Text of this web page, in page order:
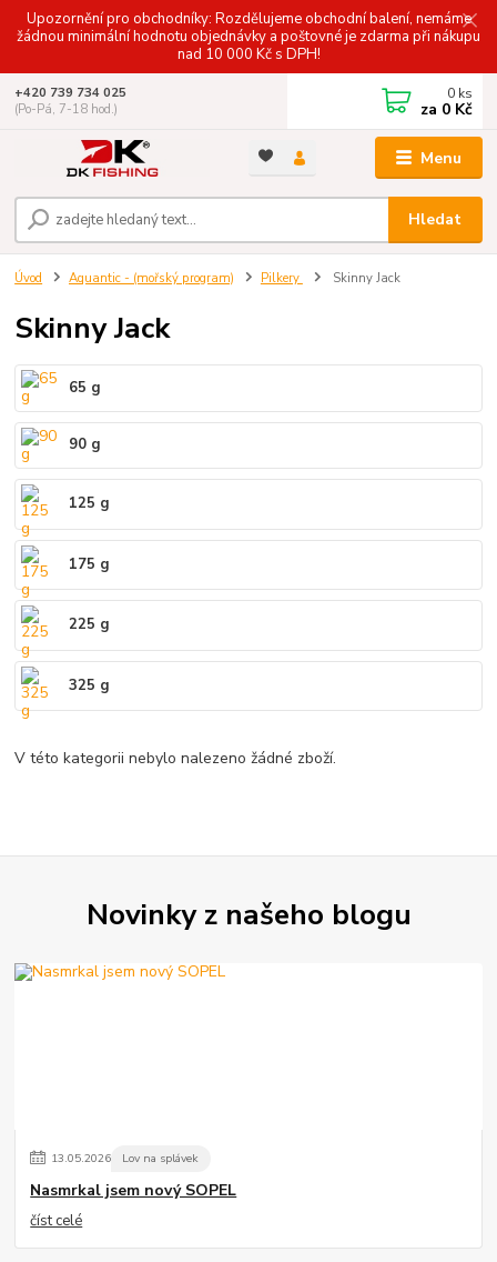
Upozornění pro obchodníky: Rozdělujeme obchodní balení, nemáme
žádnou minimální hodnotu objednávky a poštovné je zdarma při nákupu
nad 10 000 Kč s DPH!
Menu
Hledat
+420 739 734 025
(Po-Pá, 7-18 hod.)
0 ks
za 0 Kč
Úvod Aquantic - (mořský program) Pilkery Skinny Jack
Skinny Jack
65 g
90 g
125 g
175 g
225 g
325 g
V této kategorii nebylo nalezeno žádné zboží.
Novinky z našeho blogu
13.05.2026 Lov na splávek
Nasmrkal jsem nový SOPEL
číst celé